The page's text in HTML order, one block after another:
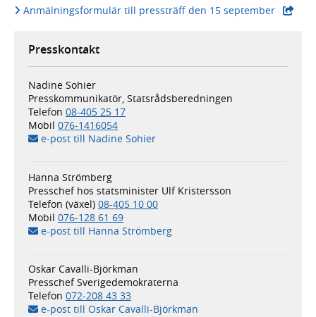
Anmälningsformulär till pressträff den 15 september- extern
Presskontakt
Nadine Sohier
Presskommunikatör, Statsrådsberedningen
Telefon 08-405 25 17
Mobil 076-1416054
e-post till Nadine Sohier
Hanna Strömberg
Presschef hos statsminister Ulf Kristersson
Telefon (växel) 08-405 10 00
Mobil 076-128 61 69
e-post till Hanna Strömberg
Oskar Cavalli-Björkman
Presschef Sverigedemokraterna
Telefon 072-208 43 33
e-post till Oskar Cavalli-Björkman